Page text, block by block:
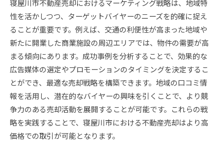
寝屋川市不動産売却におけるマーケティング戦略は、地域特
性を活かしつつ、ターゲットバイヤーのニーズを的確に捉え
ることが重要です。例えば、交通の利便性が高まった地域や
新たに開業した商業施設の周辺エリアでは、物件の需要が高
まる傾向にあります。成功事例を分析することで、効果的な
広告媒体の選定やプロモーションのタイミングを決定するこ
とができ、最適な売却戦略を構築できます。地域の口コミ情
報を活用し、潜在的なバイヤーの興味を引くことで、より競
争力のある売却活動を展開することが可能です。これらの戦
略を実践することで、寝屋川市における不動産売却はより高
価格での取引が可能となります。